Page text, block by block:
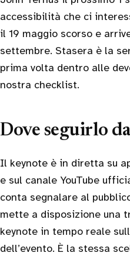
accessibilità che ci
il 19 maggio scorso e
settembre. Stasera è la
prima volta dentro alle
nostra checklist.
Dove seguirlo
Il keynote è in diretta su
e sul canale YouTube
conta segnalare al
mette a disposizione una
keynote in tempo reale
dell’evento. È la stessa